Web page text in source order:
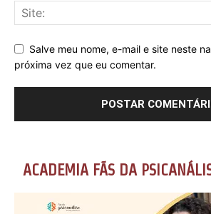
Salve meu nome, e-mail e site neste
próxima vez que eu comentar.
ACADEMIA FÃS DA